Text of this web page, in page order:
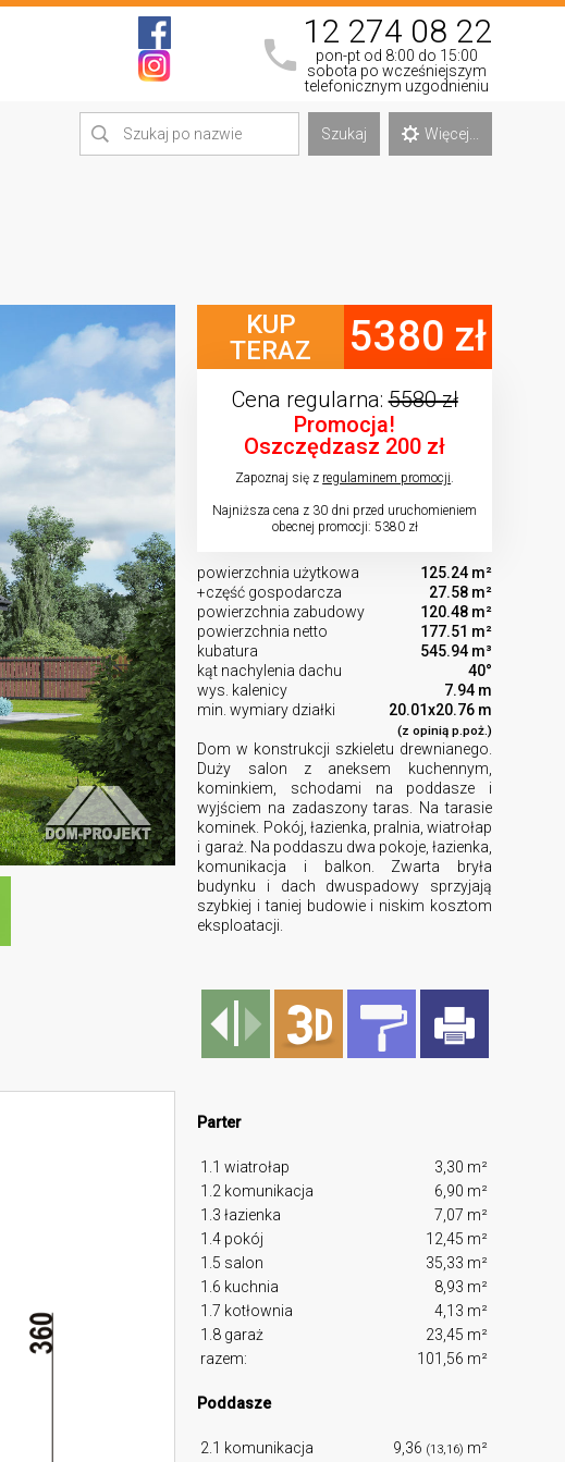
12 274 08 22
pon-pt od 8:00 do 15:00
sobota po wcześniejszym
telefonicznym uzgodnieniu
Szukaj Więcej...
KUP
TERAZ
5380 zł
Cena regularna:5580 zł
Promocja!
Oszczędzasz 200 zł
Zapoznaj się z regulaminem promocji.
Najniższa cena z 30 dni przed uruchomieniem
obecnej promocji: 5380 zł
powierzchnia użytkowa
125.24 m²
+część gospodarcza
27.58 m²
powierzchnia zabudowy
120.48 m²
powierzchnia netto
177.51 m²
kubatura
545.94 m³
kąt nachylenia dachu
40°
wys. kalenicy
7.94 m
min. wymiary działki
20.01x20.76 m
(z opinią p.poż.)
Dom w konstrukcji szkieletu drewnianego.
Duży salon z aneksem kuchennym,
kominkiem, schodami na poddasze i
wyjściem na zadaszony taras. Na tarasie
kominek. Pokój, łazienka, pralnia, wiatrołap
i garaż. Na poddaszu dwa pokoje, łazienka,
komunikacja i balkon. Zwarta bryła
budynku i dach dwuspadowy sprzyjają
szybkiej i taniej budowie i niskim kosztom
eksploatacji.
Parter
1.1 wiatrołap
3,30 m²
1.2 komunikacja
6,90 m²
1.3 łazienka
7,07 m²
1.4 pokój
12,45 m²
1.5 salon
35,33 m²
1.6 kuchnia
8,93 m²
1.7 kotłownia
4,13 m²
1.8 garaż
23,45 m²
razem:
101,56 m²
Poddasze
2.1 komunikacja 9,36 (13,16) m²